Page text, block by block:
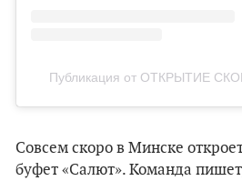
Публикация от ОТКРЫТИЕ
Совсем скоро в Минске
буфет «Салют». Команда